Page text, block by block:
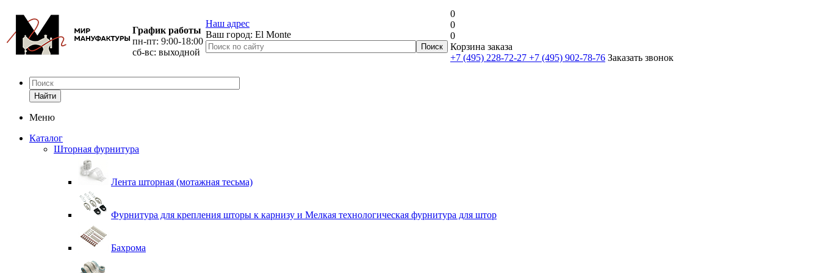
График работы
пн-пт: 9:00-18:00
сб-вс: выходной
Наш адрес
Ваш город: El Monte
0
0
0
Корзина заказа
+7 (495) 228-72-27 +7 (495) 902-78-76 Заказать звонок
Найти
Меню
Каталог
Шторная фурнитура
Лента шторная (мотажная тесьма)
Фурнитура для крепления шторы к карнизу и Мелкая технологическая фурнитура для штор
Бахрома